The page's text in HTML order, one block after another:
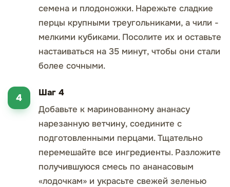
семена и плодоножки. Нарежьте сладкие
перцы крупными треугольниками, а чили -
мелкими кубиками. Посолите их и оставьте
настаиваться на 35 минут, чтобы они стали
более сочными.
Шаг 4
Добавьте к маринованному ананасу
нарезанную ветчину, соедините с
подготовленными перцами. Тщательно
перемешайте все ингредиенты. Разложите
получившуюся смесь по ананасовым
«лодочкам» и украсьте свежей зеленью